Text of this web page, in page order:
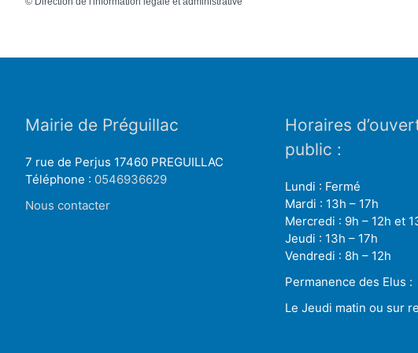
Mairie de Préguillac
7 rue de Perjus 17460 PREGUILLAC
Téléphone : 0546936629
Nous contacter
Horaires
public :
Lundi : Fermé
Mardi : 13h – 17h
Mercredi : 9h – 12h et
Jeudi : 13h – 17h
Vendredi : 8h – 12h
Permanence des Elus :
Le Jeudi matin ou sur